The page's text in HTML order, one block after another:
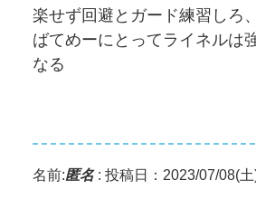
楽せず回避とガード練習しろ
ばてめーにとってライネルは
なる
名前:匿名: 投稿日：2023/07/08(